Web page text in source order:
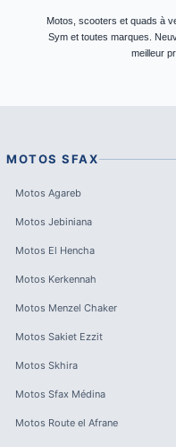
Motos, scooters et quads à
Sym et toutes marques.
meilleur
MOTOS SFAX
Motos Agareb
Motos Jebiniana
Motos El Hencha
Motos Kerkennah
Motos Menzel Chaker
Motos Sakiet Ezzit
Motos Skhira
Motos Sfax Médina
Motos Route el Afrane